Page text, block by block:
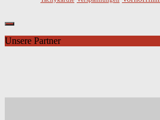
Unsere Partner